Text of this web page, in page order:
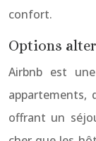
confort.
Options
Airbnb est
appartements,
offrant un